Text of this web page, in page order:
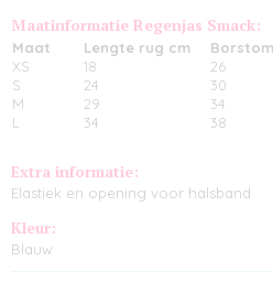
Maatinformatie Regenjas Smack:
Maat Lengte rug cm
XS
18 26
S
24 30
M
29 34
L
34 38
Extra informatie:
Elastiek en opening voor halsband
Kleur:
Blauw